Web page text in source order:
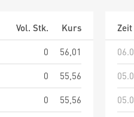
Vol. Stk.
Kurs
0
56,01
0
55,56
0
55,56
Zeit